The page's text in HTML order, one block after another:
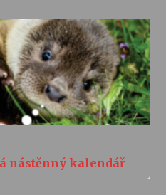
nástěnný kalendář